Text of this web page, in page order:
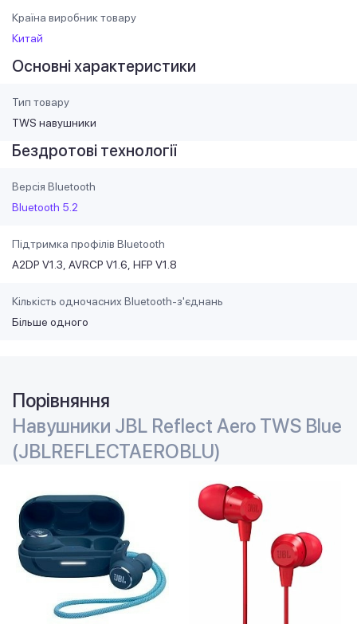
Країна виробник товару
Китай
Основні характеристики
Тип товару
TWS навушники
Бездротові технології
Версія Bluetooth
Bluetooth 5.2
Підтримка профілів Bluetooth
A2DP V1.3 AVRCP V1.6 HFP V1.8
Кількість одночасних Bluetooth-з'єднань
Більше одного
Порівняння
Навушники JBL Reflect Aero TWS Blue
(JBLREFLECTAEROBLU)